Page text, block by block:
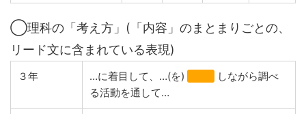
◯理科の「考え方」(「内容」のまとまりごとの、
リード文に含まれている表現)
３年 …に着目して、…(を)
しながら調べ
る活動を通して…